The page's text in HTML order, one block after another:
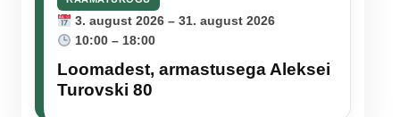
3. august 2026 – 31. august 2026
10:00 – 18:00
Loomadest, armastusega Aleksei
Turovski 80